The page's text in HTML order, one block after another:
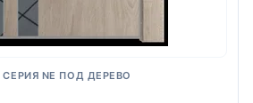
СЕРИЯ NE ПОД ДЕРЕВО